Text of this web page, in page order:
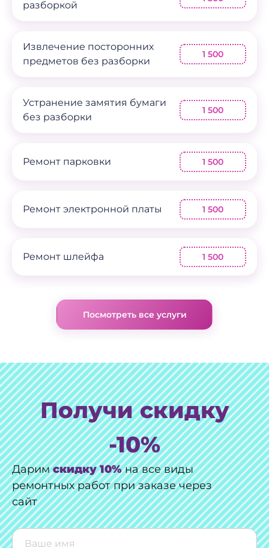
разборкой
Извлечение посторонних
предметов без разборки
1 500
Устранение замятия бумаги
без разборки
1 500
Ремонт парковки 1 500
Ремонт электронной платы 1 500
Ремонт шлейфа 1 500
Посмотреть все услуги
Получи скидку
-10%
Даримскидку 10%на все виды
ремонтных работ при заказе через
сайт